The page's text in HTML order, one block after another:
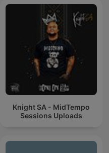
Knight SA - MidTempo
Sessions Uploads